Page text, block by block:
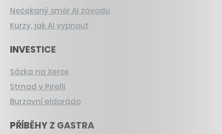
Nečekaný směr AI závodu
Kurzy, jak AI vypnout
INVESTICE
Sázka na Xerox
Strnad v Pirelli
Burzovní eldorádo
PŘÍBĚHY Z GASTRA